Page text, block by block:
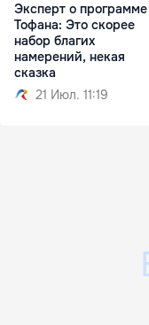
Эксперт о программе
Тофана: Это скорее
набор благих
намерений, некая
сказка
21 Июл. 11:19